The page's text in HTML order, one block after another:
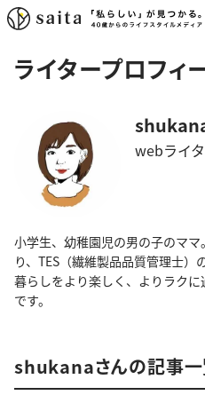
ライタープロフィ
webライ
小学生、幼稚園児の男の子のマ
り、TES（繊維製品品質管理士）
暮らしをより楽しく、よりラク
です。
shukanaさんの記事